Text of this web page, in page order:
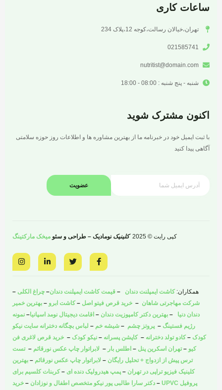
ساعات کاری
تهران،خیالان رسالت،کوجه 12،پلاک 234
021585741
nutritist@domain.com
شنبه - پنج شنبه : 08:00 - 18:00
اکنون مشترک شوید
با ثبت ایمیل خود در خبرنامه ما از بهترین مشاوره ها و اطلاعات روز حوزه سلامتی
آگاهی پیدا کنید
عضویت
کپی رایت © 2025 کلینیک نومادیک – طراحی و سئو میخک مارکتینگ
F
a
c
o
o
k
-
w
i
e
r
L
i
n
d
-
n
I
n
s
g
r
a
m
همکاران: کاشت ایمپلنت دندان – قیمت کاشت ایمپلنت دندان– چراغ الکلی –
شرکت مهاجرتی شاهان – خرید قرص فیتو اصل –کاشت ابرو – بهترین خمیر
دندان دنیا – بهترین دکتر کامپوزیت دندان – اقامت دیجیتال نومد اسپانیا– نمونه
رژیم فستینگ – پروتز چشم – شیشه خم – لباس بچگانه دخترانه سایت نیکو
کودک –کادو تولد دخترانه –کاپشن پسرانه – نیکو کودک – خرید قرص لاغری فن
کیو –تهران اسکرین پنل – اطلس بار – لابراتوار چاپ عکس نورقائم –تست
ترس پیش از ازدواج + تحلیل رایگان – لابراتوار چاپ عکس نورقائم – بهترین
کلینیک فیزیو تراپی در تهران – پمپ هیدرولیک دنده ای –کربنات کلسیم برای
پروفیل UPVC
– دکتر سارا طالبی پور نیکو متخصص اطفال و نوزادان – خرید